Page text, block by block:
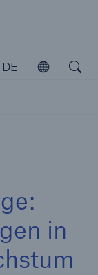
DE
Öffnen
in